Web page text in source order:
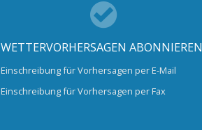
WETTERVORHERSAGEN ABONNIEREN
Einschreibung für Vorhersagen per E-Mail
Einschreibung für Vorhersagen per Fax